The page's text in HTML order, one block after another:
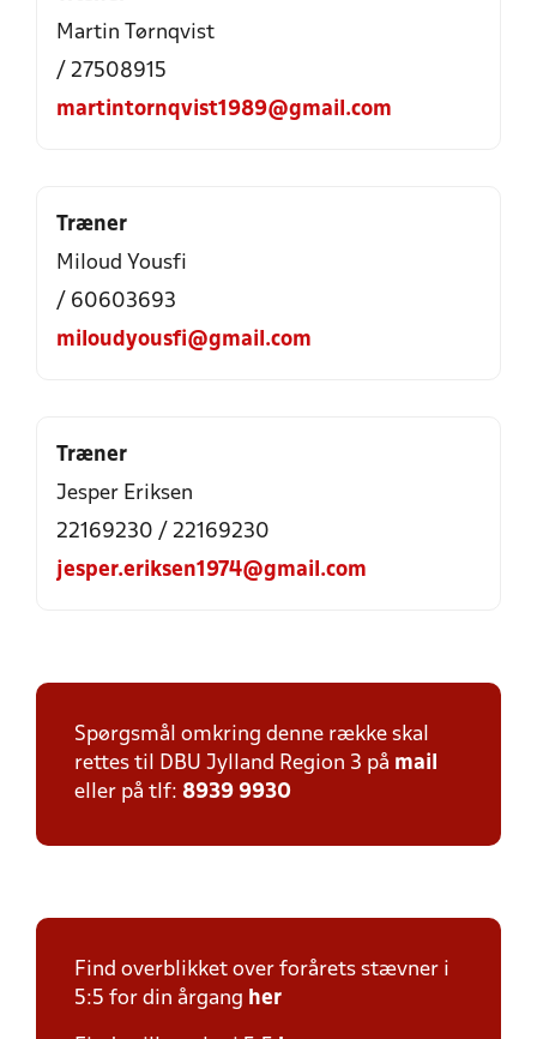
Martin Tørnqvist
/ 27508915
martintornqvist1989@gmail.com
Træner
Miloud Yousfi
/ 60603693
miloudyousfi@gmail.com
Træner
Jesper Eriksen
22169230 / 22169230
jesper.eriksen1974@gmail.com
Spørgsmål omkring denne række skal
rettes til DBU Jylland Region 3 på mail
eller på tlf: 8939 9930
Find overblikket over forårets stævner i
5:5 for din årgang her